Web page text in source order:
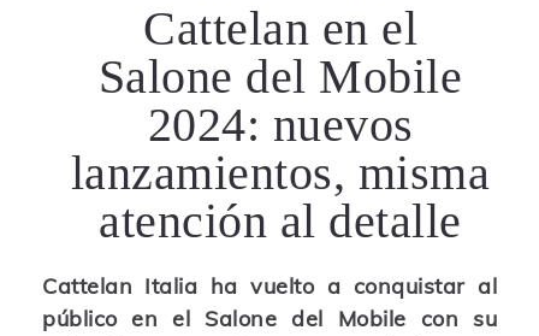
Cattelan en el
Salone del Mobile
2024: nuevos
lanzamientos, misma
atención al detalle
Cattelan Italia ha vuelto a conquistar al
público en el Salone del Mobile con su